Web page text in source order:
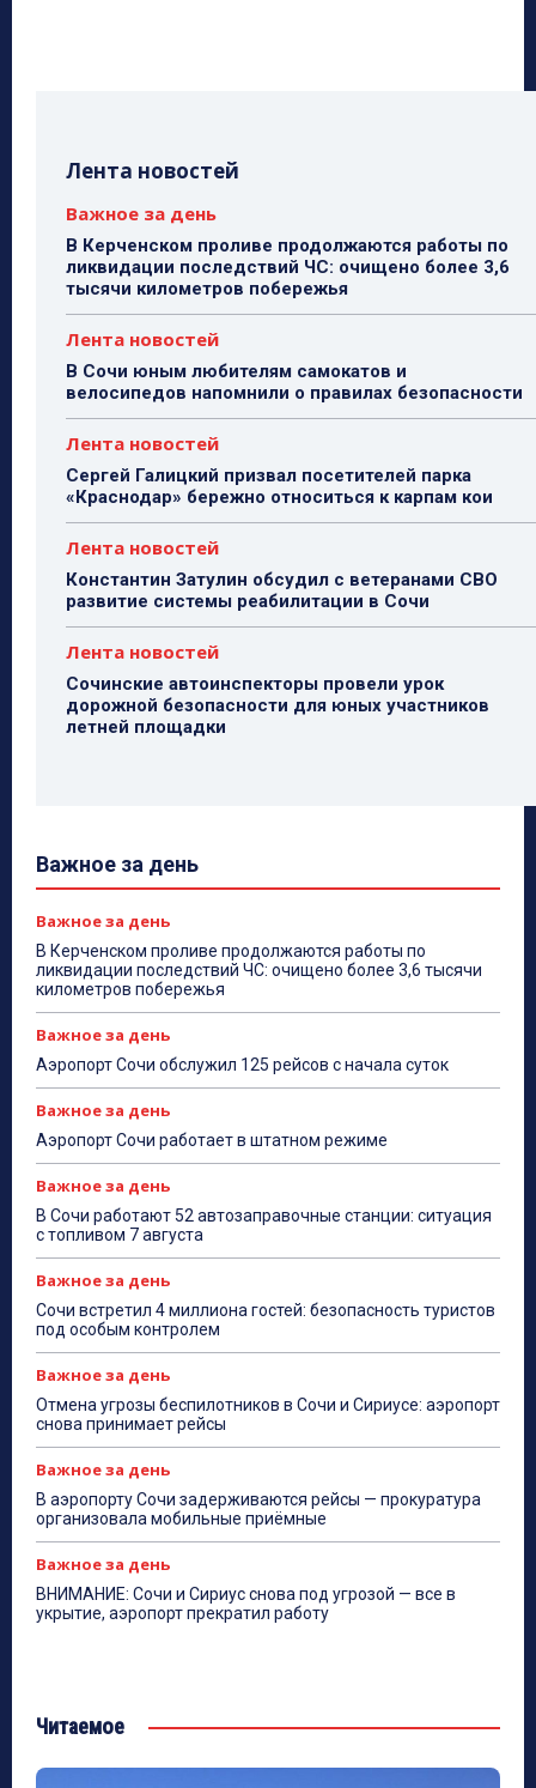
Лента новостей
Важное за день
В Керченском проливе продолжаются работы по
ликвидации последствий ЧС: очищено более 3,6
тысячи километров побережья
Лента новостей
В Сочи юным любителям самокатов и
велосипедов напомнили о правилах безопасности
Лента новостей
Сергей Галицкий призвал посетителей парка
«Краснодар» бережно относиться к карпам кои
Лента новостей
Константин Затулин обсудил с ветеранами СВО
развитие системы реабилитации в Сочи
Лента новостей
Сочинские автоинспекторы провели урок
дорожной безопасности для юных участников
летней площадки
Важное за день
Важное за день
В Керченском проливе продолжаются работы по
ликвидации последствий ЧС: очищено более 3,6 тысячи
километров побережья
Важное за день
Аэропорт Сочи обслужил 125 рейсов с начала суток
Важное за день
Аэропорт Сочи работает в штатном режиме
Важное за день
В Сочи работают 52 автозаправочные станции: ситуация
с топливом 7 августа
Важное за день
Сочи встретил 4 миллиона гостей: безопасность туристов
под особым контролем
Важное за день
Отмена угрозы беспилотников в Сочи и Сириусе: аэропорт
снова принимает рейсы
Важное за день
В аэропорту Сочи задерживаются рейсы — прокуратура
организовала мобильные приёмные
Важное за день
ВНИМАНИЕ: Сочи и Сириус снова под угрозой — все в
укрытие, аэропорт прекратил работу
Читаемое